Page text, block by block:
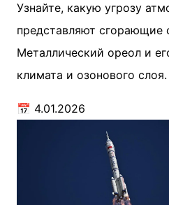
Узнайте, какую угрозу
представляют сгорающие
Металлический ореол и
климата и озонового слоя.
📅 4.01.2026